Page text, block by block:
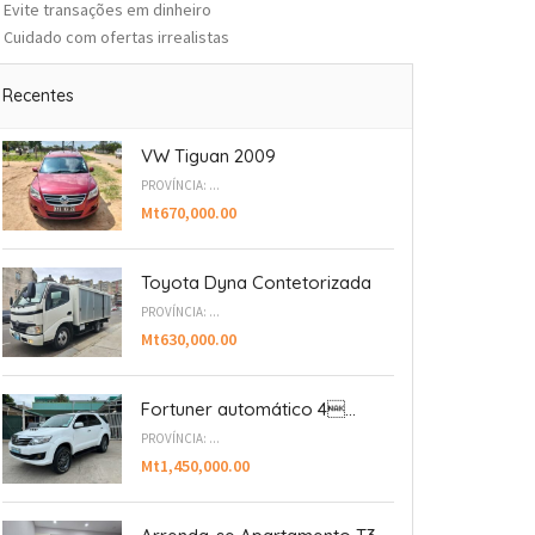
Evite transações em dinheiro
Cuidado com ofertas irrealistas
Recentes
VW Tiguan 2009
PROVÍNCIA: ...
Mt670,000.00
Toyota Dyna Contetorizada
PROVÍNCIA: ...
Mt630,000.00
Fortuner automático 4...
PROVÍNCIA: ...
Mt1,450,000.00